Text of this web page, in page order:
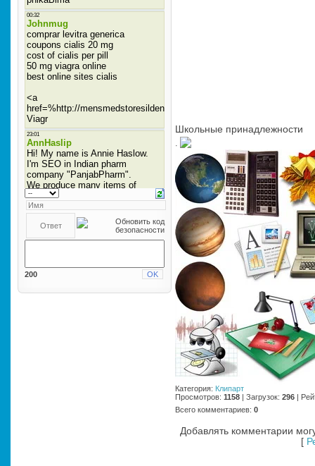
200
Школьные принадлежности
·
Категория: Клипарт
Просмотров: 1158 | Загрузок: 296 |
Всего комментариев: 0
Добавлять комментарии
[